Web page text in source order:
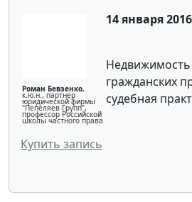
Роман Бевзенко,
к.ю.н., партнер
юридической фирмы
"Пепеляев Групп",
профессор Российской
школы частного права
14 января
гражданских
судебная
Купить запись